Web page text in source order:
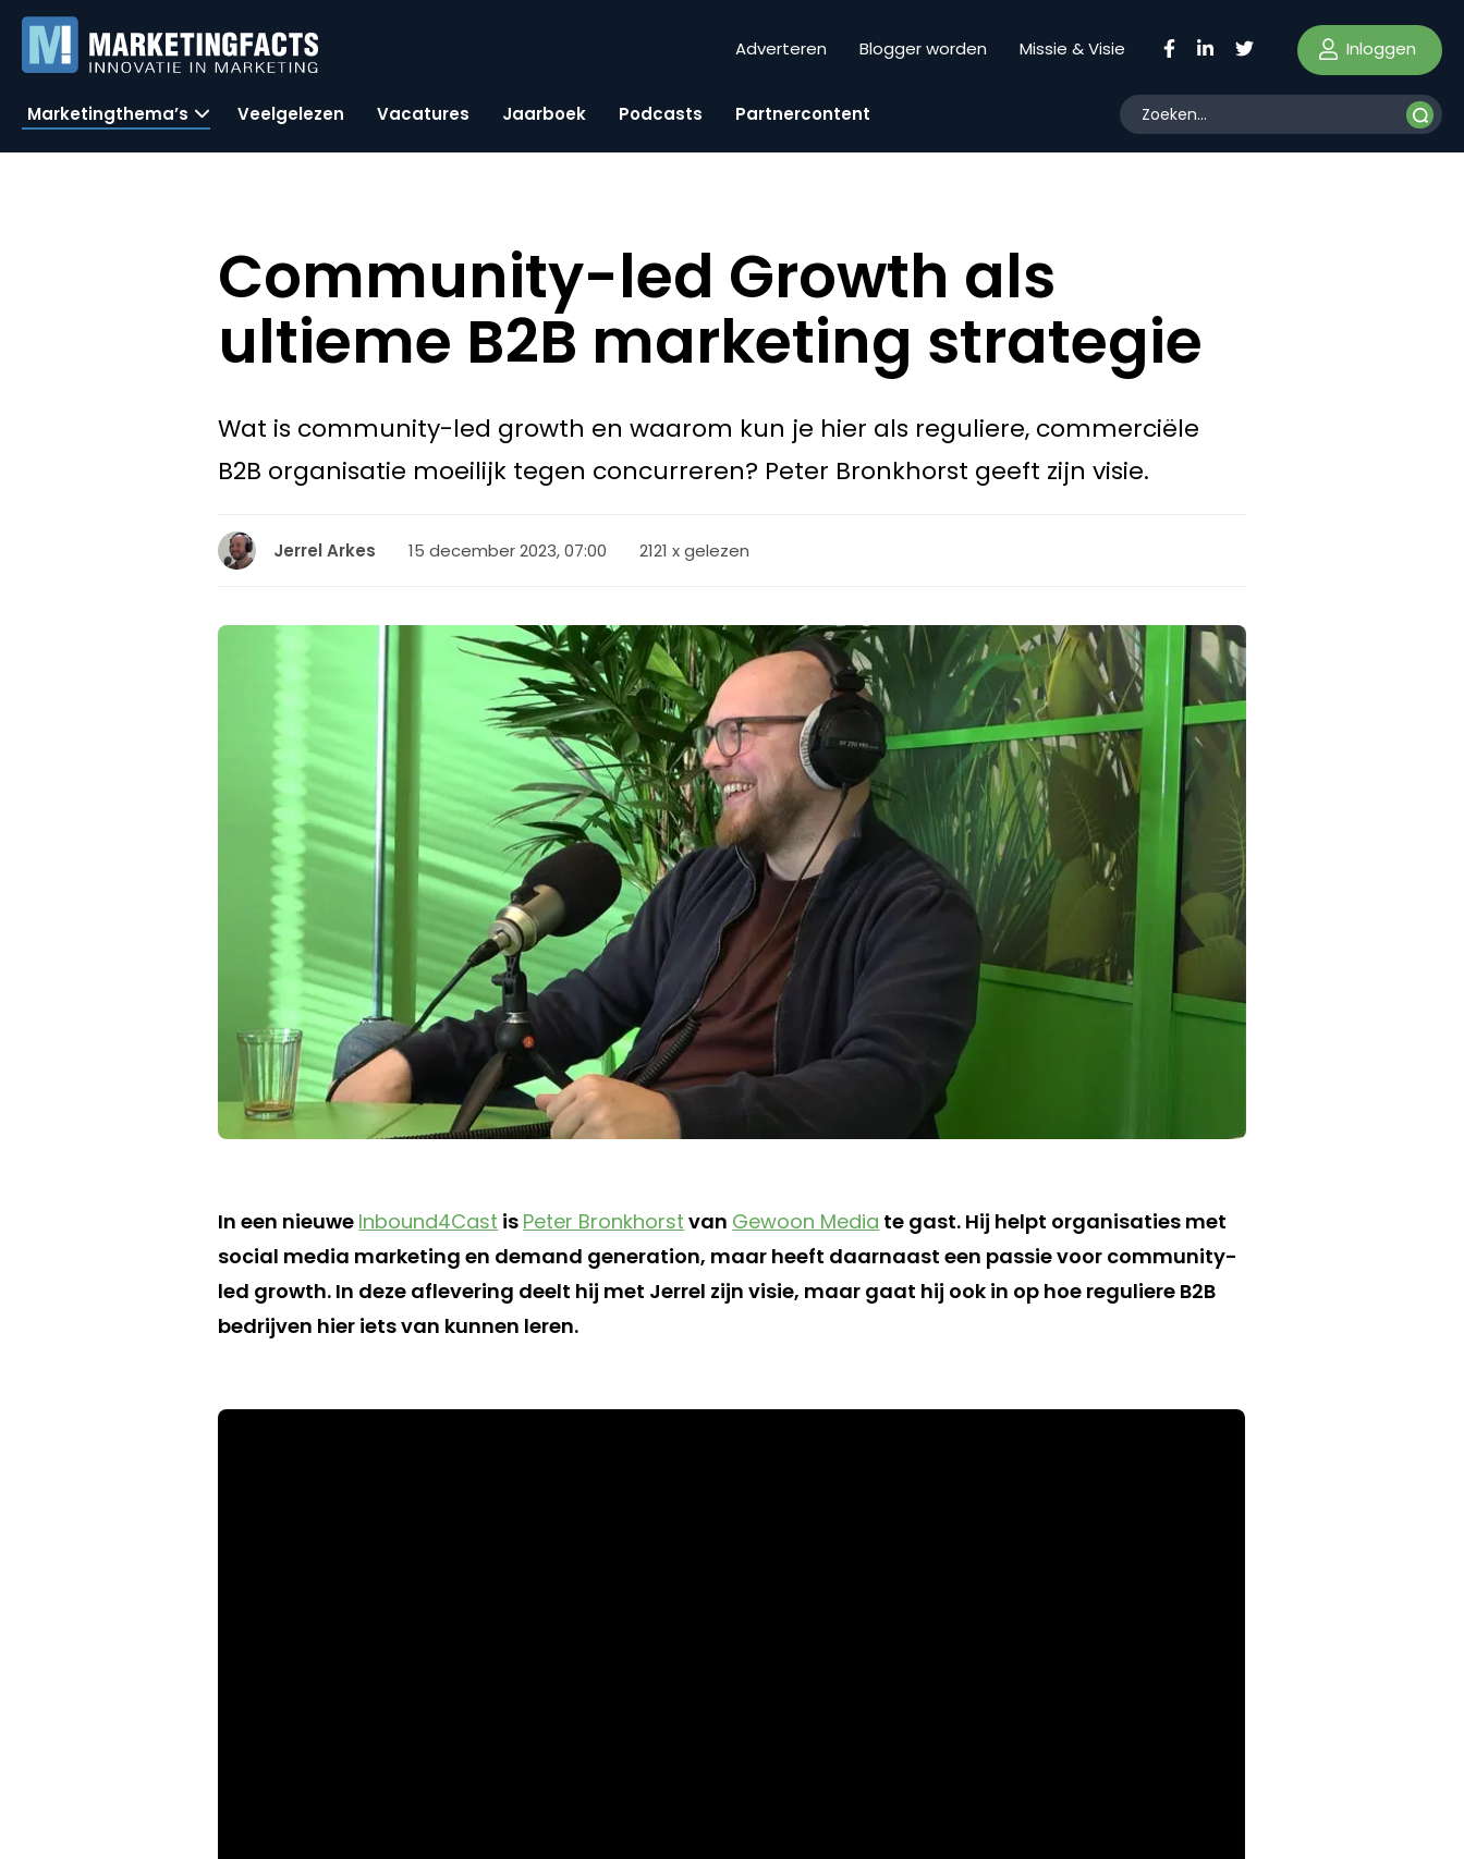
Adverteren Blogger worden Missie & Visie Inloggen
Marketingthema’s Veelgelezen Vacatures Jaarboek Podcasts Partnercontent
Community-led Growth als
ultieme B2B marketing strategie
Wat is community-led growth en waarom kun je hier als reguliere, commerciële
B2B organisatie moeilijk tegen concurreren? Peter Bronkhorst geeft zijn visie.
Jerrel Arkes 15 december 2023, 07:00 2121 x gelezen
In een nieuwe Inbound4Cast is Peter Bronkhorst van Gewoon Media te gast. Hij helpt organisaties met
social media marketing en demand generation, maar heeft daarnaast een passie voor community-
led growth. In deze aflevering deelt hij met Jerrel zijn visie, maar gaat hij ook in op hoe reguliere B2B
bedrijven hier iets van kunnen leren.